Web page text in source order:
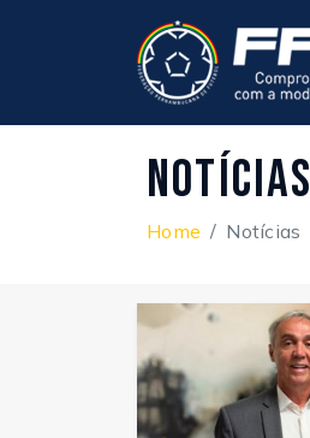
Notícias
Home Notícias